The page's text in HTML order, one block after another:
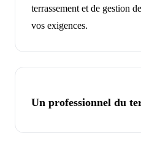
terrassement et de gestion
vos exigences.
Un professionnel du